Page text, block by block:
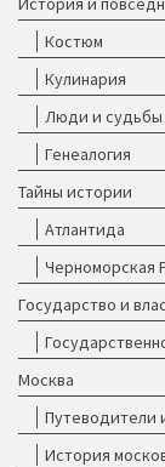
Костюм
Кулинария
Люди и судьбы
Генеалогия
Тайны истории
Атлантида
Черноморская
Государство и
Москва
Путеводители
История